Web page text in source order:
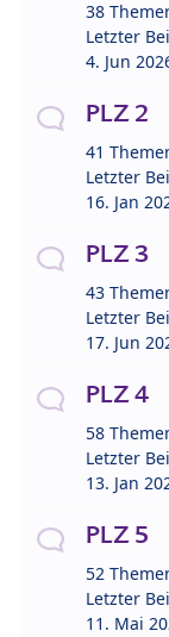
38
Letzter
4. Jun
PLZ 2
41
Letzter
16. Jan
PLZ 3
43
Letzter
17. Jun
PLZ 4
58
Letzter
13. Jan
PLZ 5
52
Letzter
11. Mai